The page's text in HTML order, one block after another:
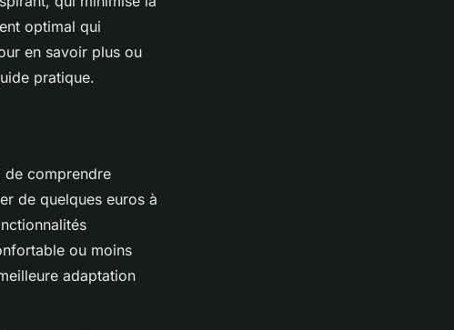
optimal qui
en savoir plus ou
pratique.
de comprendre
de quelques euros à
ou moins
adaptation